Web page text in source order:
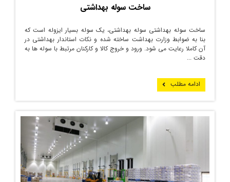
ساخت سوله بهداشتی
ساخت سوله بهداشتی سوله بهداشتی، یک سوله بسیار ایزوله است که
بنا به ضوابط وزارت بهداشت ساخته شده و نکات استاندار بهداشتی در
آن کاملا رعایت می­ شود. ورود و خروج کالا و کارکنان مرتبط با سوله­ ها به
دقت ...
ادامه مطلب